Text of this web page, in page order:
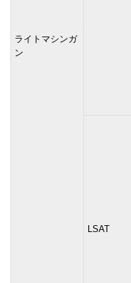
ライトマシンガ
ン
LSAT